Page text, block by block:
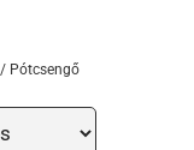
/ Pótcsengő